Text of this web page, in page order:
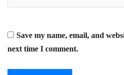
Save my name, email, and
next time I comment.